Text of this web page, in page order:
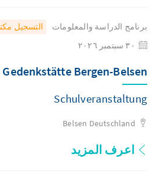
برنامج الدراسة والمعلومات
التسجيل
Bergen-Belsen
Schulveranstaltung
Belsen Deutschland
اعرف المزيد